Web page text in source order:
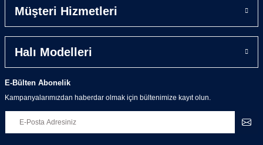
Günümüzde halı ve yolluklar artık daha çok dekoratif
amaçlı kullanılmaktadır. Bunun başlıca sebebi Romanza
halı gibi yeni nesil halıların eski ağır halılara göre çok
daha şık ve modern durmasının yanında aynı zamanda
sizlere çok kolay bir kullanım rahatlığı sağlamasıdır.
Prizma tabanlı olan Romanza Halılar çamaşır makinesinde
de kolayca yıkanabilmektedir.
rengarenk modelleriyle evinize bambaşka bir hava
Müşteri Hizmetleri
Halı Modelleri
E-Bülten Abonelik
Kampanyalarımızdan haberdar olmak için bültenimize kayıt olun.